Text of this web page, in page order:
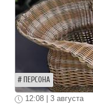
ПЕРСОНА
12:08 | 3 августа